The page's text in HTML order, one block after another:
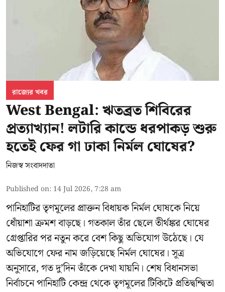
রাজ্যের খবর
West Bengal: ঋতব্রত শিবিরের
প্রত্যাখ্যান! লটারি কান্ডে ধরপাকড় শুরু
হতেই ফের গা ঢাকা নির্মল ঘোষের?
নিজস্ব সংবাদদাতা
Published on: 14 Jul 2026, 7:28 am
পানিহাটির তৃণমূলের প্রাক্তন বিধায়ক নির্মল ঘোষকে নিয়ে
ধোঁয়াশা ক্রমশ বাড়ছে। গতকাল তাঁর ছেলে তীর্থঙ্কর ঘোষের
গ্রেপ্তারির পর নতুন করে বেশ কিছু অভিযোগ উঠেছে। যে
অভিযোগে ফের নাম জড়িয়েছে নির্মল ঘোষের। সূত্র
অনুসারে, গত দু’দিন তাঁকে দেখা যায়নি। শেষ বিধানসভা
নির্বাচনে পানিহাটি কেন্দ্র থেকে তৃণমূলের টিকিটে প্রতিদ্বন্দ্বিতা